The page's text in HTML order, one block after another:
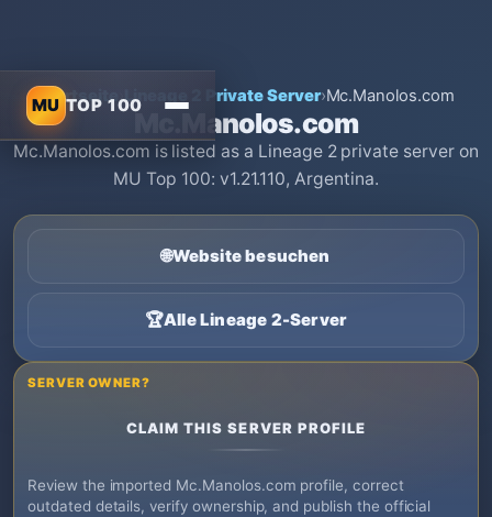
MU TOP 100
Startseite ›Lineage 2 Private Server›Mc.Manolos.com
Mc.Manolos.com
Mc.Manolos.com is listed as a Lineage 2 private server on
MU Top 100: v1.21.110, Argentina.
🌐Website besuchen
🏆Alle Lineage 2-Server
SERVER OWNER?
CLAIM THIS SERVER PROFILE
Review the imported Mc.Manolos.com profile, correct
outdated details, verify ownership, and publish the official